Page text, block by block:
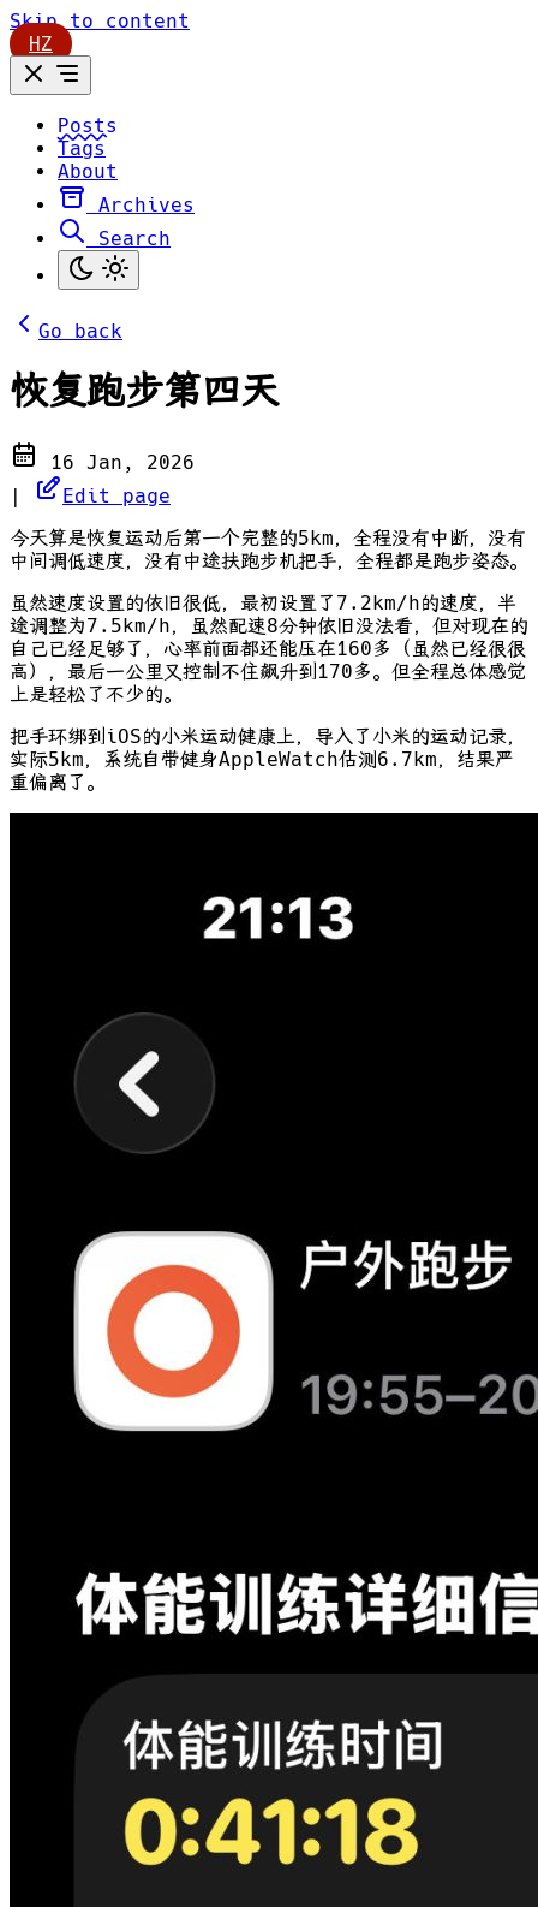
Skip to content
HZ
Posts
Tags
About
Archives
Search
Go back
恢复跑步第四天
16 Jan, 2026
|
Edit page
今天算是恢复运动后第一个完整的5km，全程没有中断，没有
中间调低速度，没有中途扶跑步机把手，全程都是跑步姿态。
虽然速度设置的依旧很低，最初设置了7.2km/h的速度，半
途调整为7.5km/h，虽然配速8分钟依旧没法看，但对现在的
自己已经足够了，心率前面都还能压在160多（虽然已经很很
高），最后一公里又控制不住飙升到170多。但全程总体感觉
上是轻松了不少的。
把手环绑到iOS的小米运动健康上，导入了小米的运动记录，
实际5km，系统自带健身AppleWatch估测6.7km，结果严
重偏离了。